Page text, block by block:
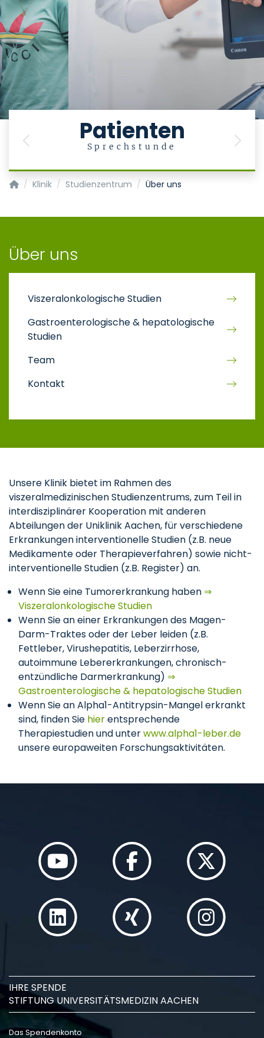
Patienten
Sprechstunde
Previous Next
Klinik für Gastroenterologie, Stoffwechselerkrankungen
Klinik Studienzentrum Über uns
Über uns
Viszeralonkologische Studien
Gastroenterologische & hepatologische
Studien
Team
Kontakt
Unsere Klinik bietet im Rahmen des
viszeralmedizinischen Studienzentrums, zum Teil in
interdisziplinärer Kooperation mit anderen
Abteilungen der Uniklinik Aachen, für verschiedene
Erkrankungen interventionelle Studien (z.B. neue
Medikamente oder Therapieverfahren) sowie nicht-
interventionelle Studien (z.B. Register) an.
Wenn Sie eine Tumorerkrankung haben ⇒
Viszeralonkologische Studien
Wenn Sie an einer Erkrankungen des Magen-
Darm-Traktes oder der Leber leiden (z.B.
Fettleber, Virushepatitis, Leberzirrhose,
autoimmune Lebererkrankungen, chronisch-
entzündliche Darmerkrankung) ⇒
Gastroenterologische & hepatologische Studien
Wenn Sie an Alpha1-Antitrypsin-Mangel erkrankt
sind, finden Sie hierentsprechende
Therapiestudien und unterwww.alpha1-leber.de
unsere europaweiten Forschungsaktivitäten.
IHRE SPENDE
STIFTUNG UNIVERSITÄTSMEDIZIN AACHEN
Das Spendenkonto